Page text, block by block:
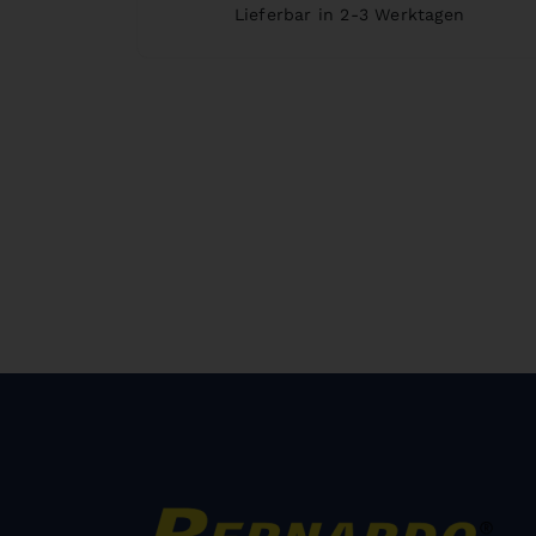
Lieferbar in 2-3 Werktagen